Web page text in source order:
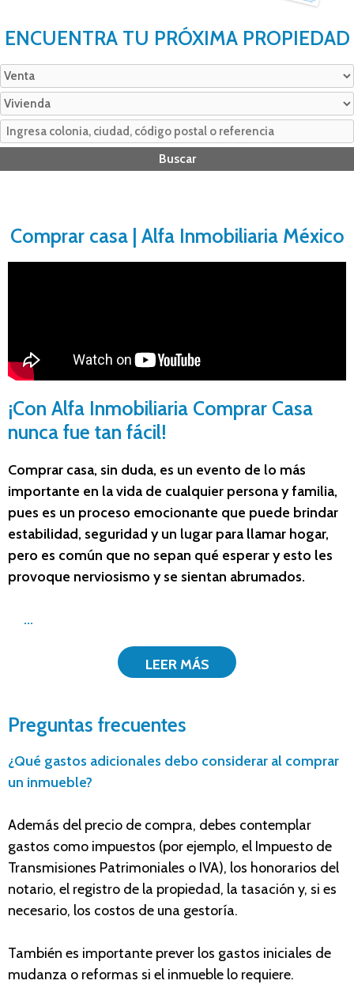
ENCUENTRA TU PRÓXIMA PROPIEDAD
Comprar casa | Alfa Inmobiliaria México
¡Con Alfa Inmobiliaria Comprar Casa
nunca fue tan fácil!
Comprar casa, sin duda, es un evento de lo más
importante en la vida de cualquier persona y familia,
pues es un proceso emocionante que puede brindar
estabilidad, seguridad y un lugar para llamar hogar,
pero es común que no sepan qué esperar y esto les
provoque nerviosismo y se sientan abrumados.
...
LEER MÁS
Preguntas frecuentes
¿Qué gastos adicionales debo considerar al comprar
un inmueble?
Además del precio de compra, debes contemplar
gastos como impuestos (por ejemplo, el Impuesto de
Transmisiones Patrimoniales o IVA), los honorarios del
notario, el registro de la propiedad, la tasación y, si es
necesario, los costos de una gestoría.
También es importante prever los gastos iniciales de
mudanza o reformas si el inmueble lo requiere.